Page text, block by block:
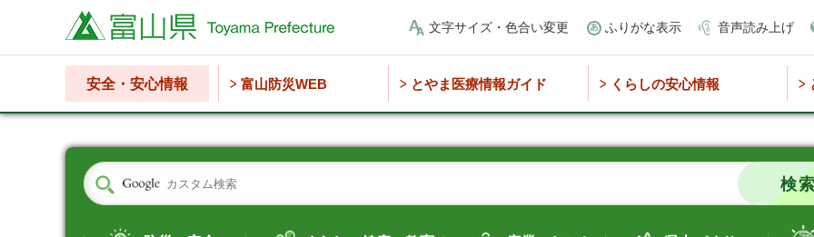
富山県 文字サイズ・色合い変更 ふりがな表示 音声読み上げ
安全・安心情報 富山防災WEB とやま医療情報ガイド くらしの安心情報